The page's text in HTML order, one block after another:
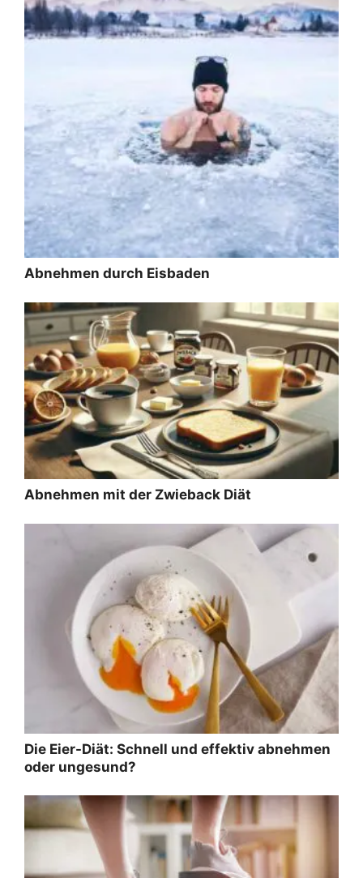
Abnehmen durch Eisbaden
Abnehmen mit der Zwieback Diät
Die Eier-Diät: Schnell und effektiv abnehmen
oder ungesund?